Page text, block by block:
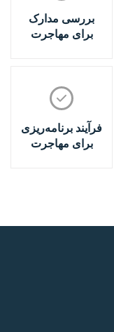
بررسی مدارک
برای مهاجرت
فرآیند برنامه‌ریزی
برای مهاجرت